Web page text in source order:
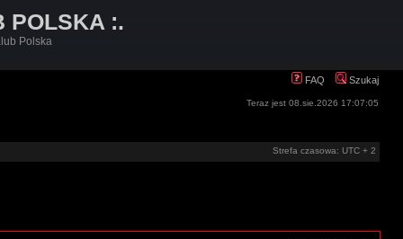
POLSKA :.
Polska
FAQ Szukaj
Teraz jest 08.sie.2026 17:07:05
Strefa czasowa: UTC + 2